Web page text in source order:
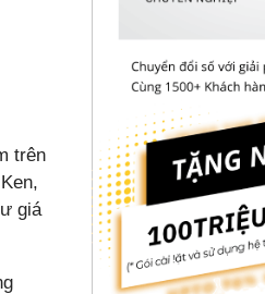
trên
giá